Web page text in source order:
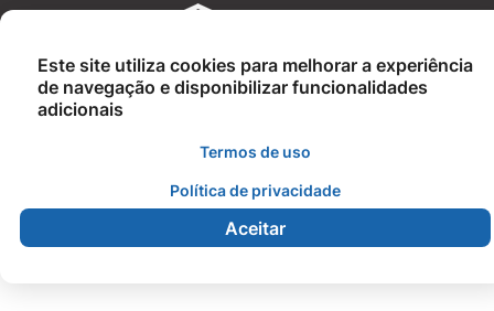
Este site utiliza cookies para melhorar a experiência
de navegação e disponibilizar funcionalidades
adicionais
Termos de uso
Política de privacidade
Aceitar